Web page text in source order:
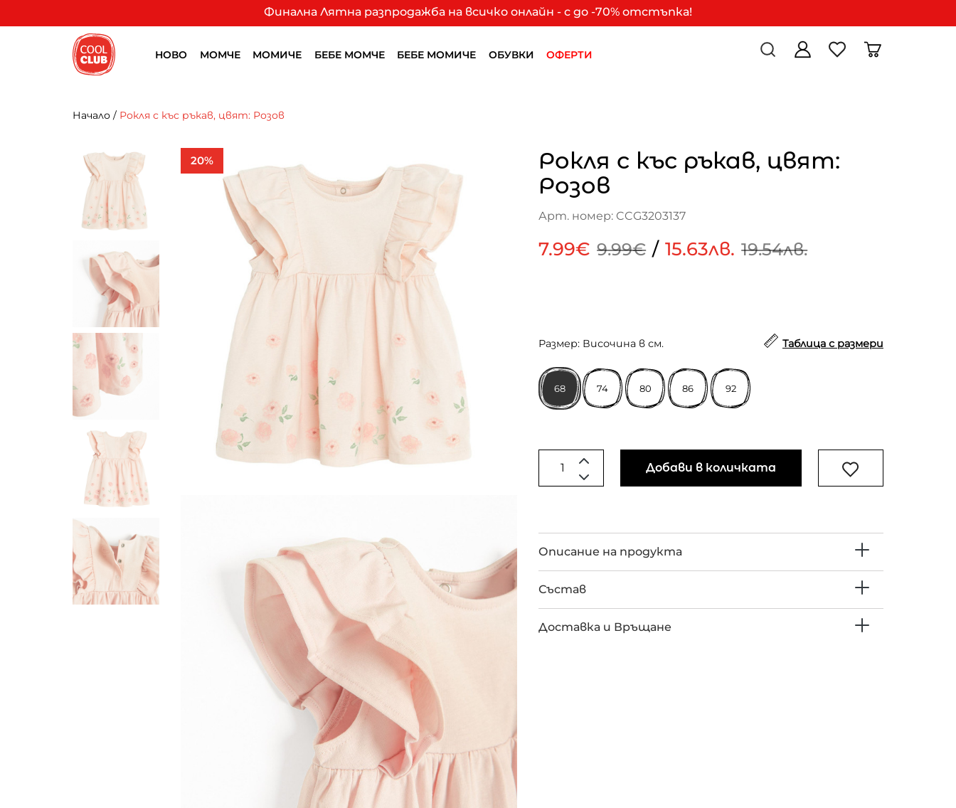
Финална Лятна разпродажба на всичко онлайн - с до -70% отстъпка!
НОВО МОМЧЕ МОМИЧЕ БЕБЕ МОМЧЕ БЕБЕ МОМИЧЕ ОБУВКИ ОФЕРТИ
Начало / Рокля с къс ръкав, цвят: Розов
20%
Рокля с къс ръкав, цвят:
Розов
Арт. номер: CCG3203137
7.99€ 9.99€ / 15.63лв. 19.54лв.
Размер: Височина в см. Таблица с размери
68 74 80 86 92
Добави в количката
Описание на продукта
Състав
Доставка и Връщане